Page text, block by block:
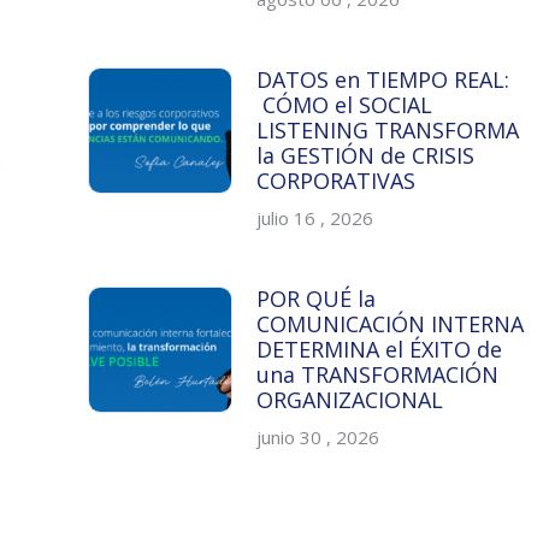
DATOS en TIEMPO REAL:
CÓMO el SOCIAL
LISTENING TRANSFORMA
la GESTIÓN de CRISIS
CORPORATIVAS
julio 16 , 2026
POR QUÉ la
COMUNICACIÓN INTERNA
DETERMINA el ÉXITO de
una TRANSFORMACIÓN
ORGANIZACIONAL
junio 30 , 2026